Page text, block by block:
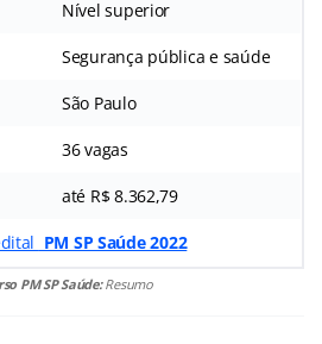
Nível superior
Segurança pública e saúde
São Paulo
36 vagas
até R$ 8.362,79
PM SP Saúde 2022
PM SP Saúde:Resumo